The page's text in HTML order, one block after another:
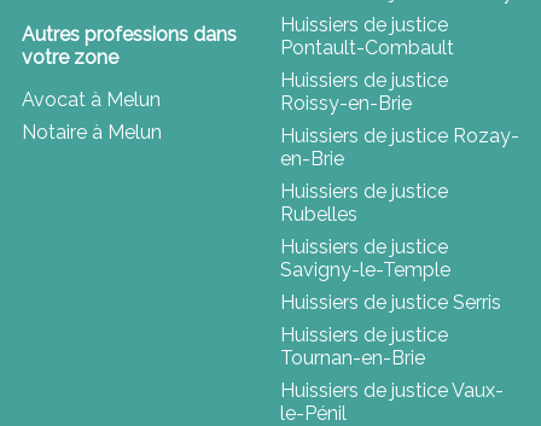
Autres professions dans
votre zone
Avocat à Melun
Notaire à Melun
Huissiers de justice
Pontault-Combault
Huissiers de justice
Roissy-en-Brie
Huissiers de justice Rozay-
en-Brie
Huissiers de justice
Rubelles
Huissiers de justice
Savigny-le-Temple
Huissiers de justice Serris
Huissiers de justice
Tournan-en-Brie
Huissiers de justice Vaux-
le-Pénil